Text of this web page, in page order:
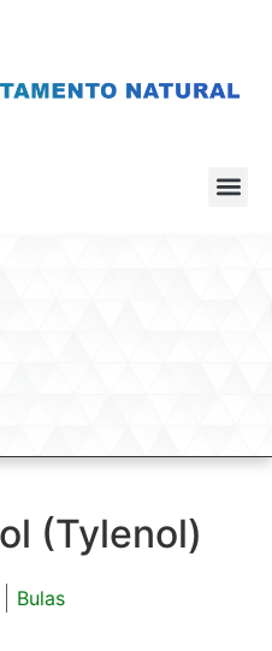
(Tylenol)
Bulas